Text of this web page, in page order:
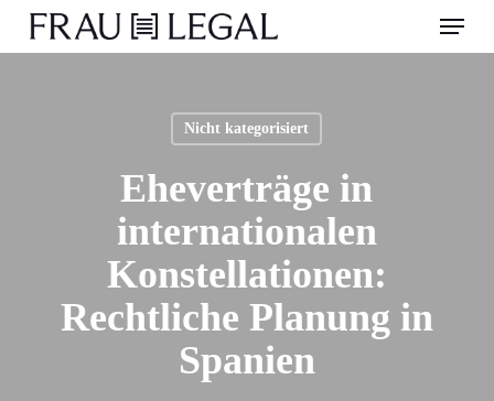
Menu
Nicht kategorisiert
Eheverträge in
internationalen
Konstellationen:
Rechtliche Planung in
Spanien